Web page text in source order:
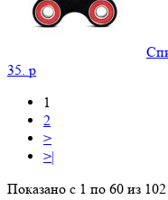
35. p
1
2
>
>|
Показано с 1 по 60 из